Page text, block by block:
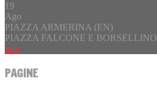
19
Ago
PIAZZA ARMERINA (EN)
PIAZZA FALCONE E BORSELLINO
info
PAGINE